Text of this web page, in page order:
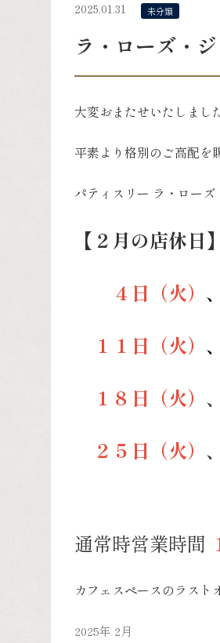
2025.01.31 未分類
ラ・ローズ・
大変おまたせいたしまし
平素より格別のご高配を
パティスリー ラ・ローズ
【２月の店休日】
４日（火）
１１日（火） 、
１８日（火） 、
２５日（火） 、
通常時営業時間
カフェスペースのラスト
2025年 2月